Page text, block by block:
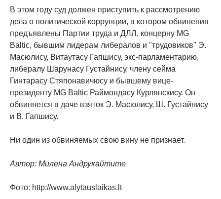
В этом году суд должен приступить к рассмотрению
дела о политической коррупции, в котором обвинения
предъявлены Партии труда и ДЛЛ, концерну MG
Baltic, бывшим лидерам либералов и "трудовиков" Э.
Масюлису, Витаутасу Гапшису, экс-парламентарию,
либералу Шарунасу Густайнису, члену сейма
Гинтарасу Стяпонавичюсу и бывшему вице-
президенту MG Baltic Раймондасу Курлянскису. Он
обвиняется в даче взяток Э. Масюлису, Ш. Густайнису
и В. Гапшису.
Ни один из обвиняемых свою вину не признает.
Автор: Милена Андрукайтите
Фото: http://www.alytauslaikas.lt